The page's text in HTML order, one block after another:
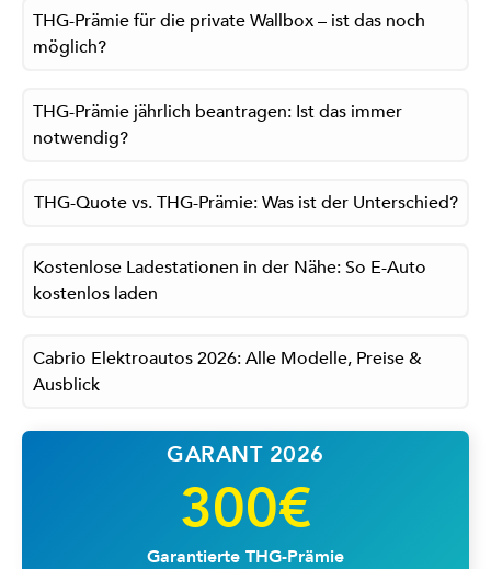
THG-Prämie für die private Wallbox – ist das noch
möglich?
THG-Prämie jährlich beantragen: Ist das immer
notwendig?
THG-Quote vs. THG-Prämie: Was ist der Unterschied?
Kostenlose Ladestationen in der Nähe: So E-Auto
kostenlos laden
Cabrio Elektroautos 2026: Alle Modelle, Preise &
Ausblick
GARANT 2026
300€
Garantierte THG-Prämie